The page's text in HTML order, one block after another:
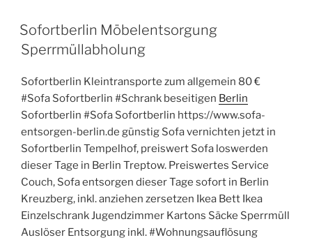
VERÖFFENTLICHT
AM
Sofortberlin Möbelentsorgung
Sperrmüllabholung
Sofortberlin Kleintransporte zum allgemein 80 €
#Sofa Sofortberlin #Schrank beseitigen Berlin
Sofortberlin #Sofa Sofortberlin https://www.sofa-
entsorgen-berlin.de günstig Sofa vernichten jetzt in
Sofortberlin Tempelhof, preiswert Sofa loswerden
dieser Tage in Berlin Treptow. Preiswertes Service
Couch, Sofa entsorgen dieser Tage sofort in Berlin
Kreuzberg, inkl. anziehen zersetzen Ikea Bett Ikea
Einzelschrank Jugendzimmer Kartons Säcke Sperrmüll
Auslöser Entsorgung inkl. #Wohnungsauflösung